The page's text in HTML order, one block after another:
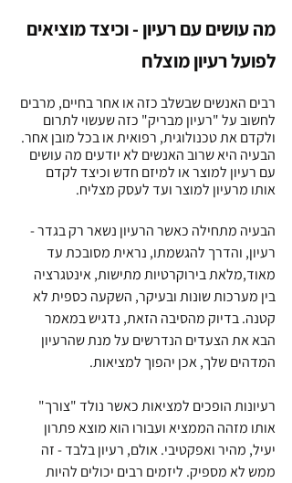
מה עושים עם רעיון - וכיצד מוציאים
לפועל רעיון מוצלח
רבים האנשים שבשלב כזה או אחר בחיים, מרבים
לחשוב על "רעיון מבריק" כזה שעשוי לתרום
ולקדם את טכנולוגית, רפואית או בכל מובן אחר.
הבעיה היא שרוב האנשים לא יודעים מה עושים
עם רעיון למוצר או למיזם חדש וכיצד לקדם
אותו מרעיון למוצר ועד לעסק מצליח.
הבעיה מתחילה כאשר הרעיון נשאר רק בגדר -
רעיון, והדרך להגשמתו, נראית מסובכת עד
מאוד,מלאת בירוקרטיות מתישות, אינטגרציה
בין מערכות שונות ובעיקר, השקעה כספית לא
קטנה. בדיוק מהסיבה הזאת, נדגיש במאמר
הבא את הצעדים הנדרשים על מנת שהרעיון
המדהים שלך, אכן יהפוך למציאות.
רעיונות הופכים למציאות כאשר נולד "צורך"
אותו מזהה הממציא ועבורו הוא מוצא פתרון
יעיל, מהיר ואפקטיבי. אולם, רעיון בלבד - זה
ממש לא מספיק. ליזמים רבים יכולים להיות